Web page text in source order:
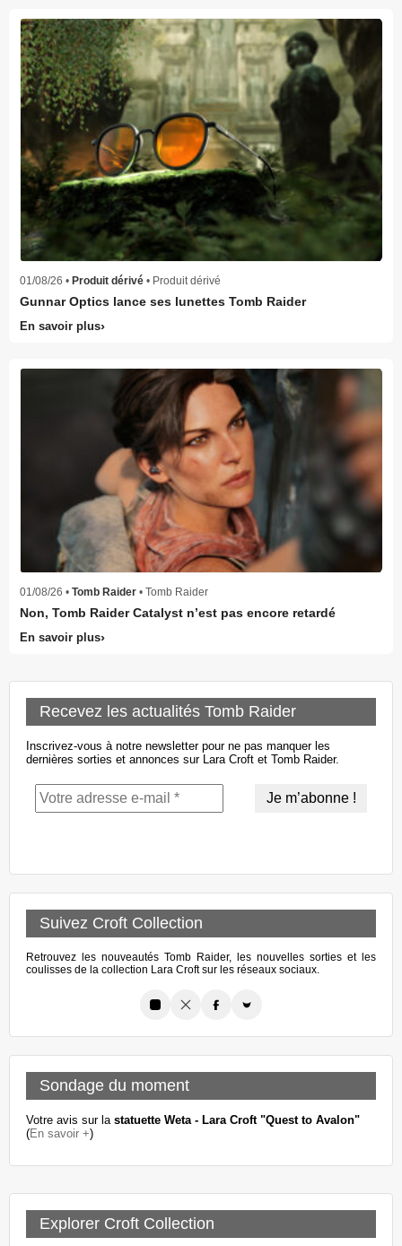
01/08/26 • Produit dérivé • Produit dérivé
Gunnar Optics lance ses lunettes Tomb Raider
En savoir plus
01/08/26 • Tomb Raider • Tomb Raider
Non, Tomb Raider Catalyst n’est pas encore retardé
En savoir plus
Recevez les actualités Tomb Raider
Inscrivez-vous à notre newsletter pour ne pas manquer les
dernières sorties et annonces sur Lara Croft et Tomb Raider.
Suivez Croft Collection
Retrouvez les nouveautés Tomb Raider, les nouvelles sorties et les
coulisses de la collection Lara Croft sur les réseaux sociaux.
Sondage du moment
Votre avis sur la statuette Weta - Lara Croft "Quest to Avalon"
(En savoir +)
Explorer Croft Collection